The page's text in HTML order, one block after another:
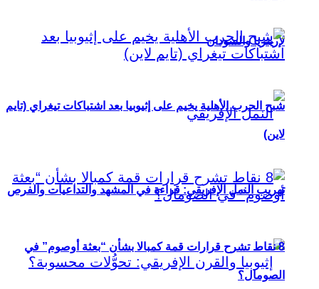
لإريتريا والسودان
تهريب النمل الإفريقي: قراءة في المشهد والتداعيات والفرص
شبح الحرب الأهلية يخيم على إثيوبيا بعد اشتباكات تيغراي (تايم
لاين)
8 نقاط تشرح قرارات قمة كمبالا بشأن “بعثة أوصوم” في
الصومال؟